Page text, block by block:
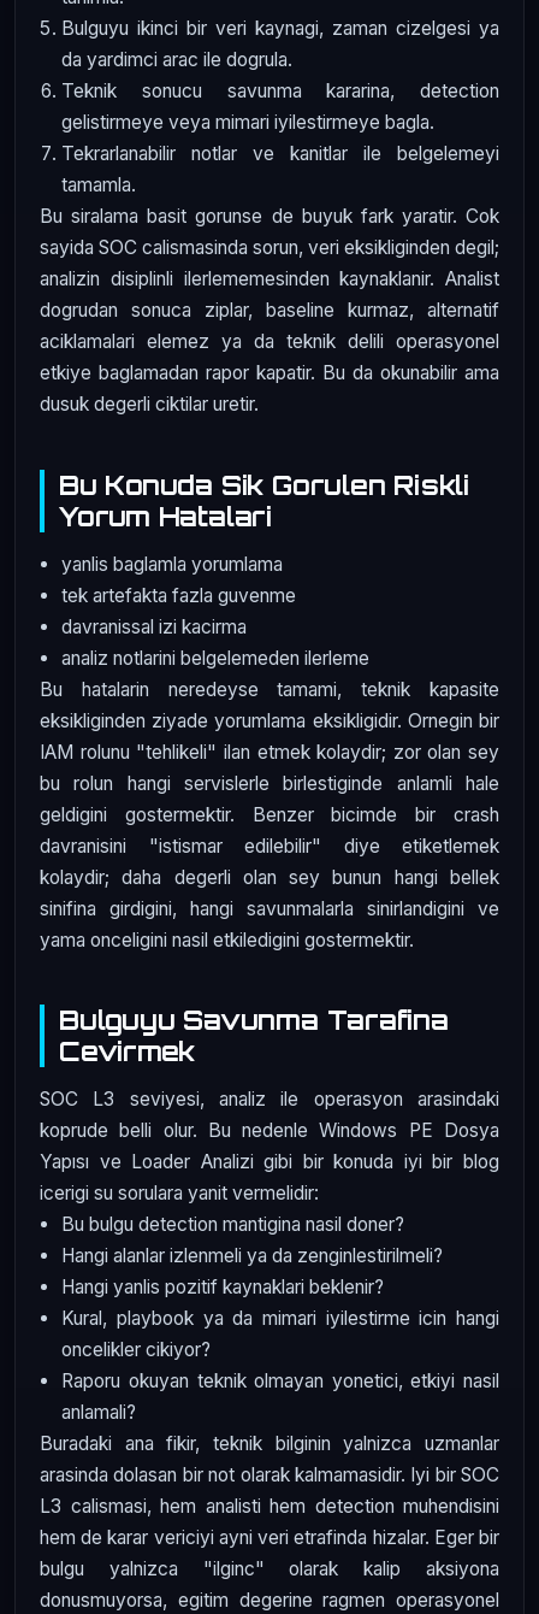
Bulguyu ikinci bir veri kaynagi, zaman cizelgesi ya
da yardimci arac ile dogrula.
Teknik sonucu savunma kararina, detection
gelistirmeye veya mimari iyilestirmeye bagla.
Tekrarlanabilir notlar ve kanitlar ile belgelemeyi
tamamla.
Bu siralama basit gorunse de buyuk fark yaratir. Cok
sayida SOC calismasinda sorun, veri eksikliginden degil;
analizin disiplinli ilerlememesinden kaynaklanir. Analist
dogrudan sonuca ziplar, baseline kurmaz, alternatif
aciklamalari elemez ya da teknik delili operasyonel
etkiye baglamadan rapor kapatir. Bu da okunabilir ama
dusuk degerli ciktilar uretir.
Bu Konuda Sik Gorulen Riskli
Yorum Hatalari
yanlis baglamla yorumlama
tek artefakta fazla guvenme
davranissal izi kacirma
analiz notlarini belgelemeden ilerleme
Bu hatalarin neredeyse tamami, teknik kapasite
eksikliginden ziyade yorumlama eksikligidir. Ornegin bir
IAM rolunu "tehlikeli" ilan etmek kolaydir; zor olan sey
bu rolun hangi servislerle birlestiginde anlamli hale
geldigini gostermektir. Benzer bicimde bir crash
davranisini "istismar edilebilir" diye etiketlemek
kolaydir; daha degerli olan sey bunun hangi bellek
sinifina girdigini, hangi savunmalarla sinirlandigini ve
yama onceligini nasil etkiledigini gostermektir.
Bulguyu Savunma Tarafina
Cevirmek
SOC L3 seviyesi, analiz ile operasyon arasindaki
koprude belli olur. Bu nedenle Windows PE Dosya
Yapısı ve Loader Analizi gibi bir konuda iyi bir blog
icerigi su sorulara yanit vermelidir:
Bu bulgu detection mantigina nasil doner?
Hangi alanlar izlenmeli ya da zenginlestirilmeli?
Hangi yanlis pozitif kaynaklari beklenir?
Kural, playbook ya da mimari iyilestirme icin hangi
oncelikler cikiyor?
Raporu okuyan teknik olmayan yonetici, etkiyi nasil
anlamali?
Buradaki ana fikir, teknik bilginin yalnizca uzmanlar
arasinda dolasan bir not olarak kalmamasidir. Iyi bir SOC
L3 calismasi, hem analisti hem detection muhendisini
hem de karar vericiyi ayni veri etrafinda hizalar. Eger bir
bulgu yalnizca "ilginc" olarak kalip aksiyona
donusmuyorsa, egitim degerine ragmen operasyonel